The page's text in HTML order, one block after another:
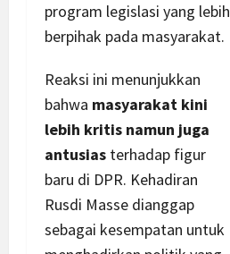
program legislasi yang lebih
berpihak pada masyarakat.
Reaksi ini menunjukkan
bahwa masyarakat kini
lebih kritis namun juga
antusias terhadap figur
baru di DPR. Kehadiran
Rusdi Masse dianggap
sebagai kesempatan untuk